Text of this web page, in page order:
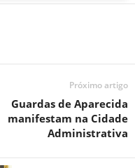
Próximo artigo
Guardas de Aparecida
manifestam na Cidade
Administrativa